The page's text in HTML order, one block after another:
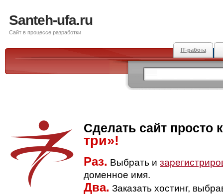
Santeh-ufa.ru
Сайт в процессе разработки
IT-работа
Сделать сайт просто
три»!
Раз. Выбрать и
доменное имя.
Два. Заказать хостинг,